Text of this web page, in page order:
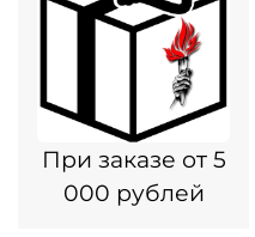
При заказе от 5
000 рублей